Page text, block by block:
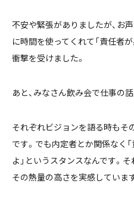
不安や緊張がありましたが、お
に時間を使ってくれて「責任者
衝撃を受けました。
あと、みなさん飲み会で仕事の
それぞれビジョンを語る時もそ
です。でも内定者とか関係なく
よ」というスタンスなんです。
その熱量の高さを実感しています